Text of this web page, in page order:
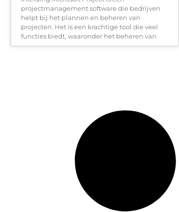
projectmanagement software die bedrijven
helpt bij het plannen en beheren van
projecten. Het is een krachtige tool die veel
functies biedt, waaronder het beheren van